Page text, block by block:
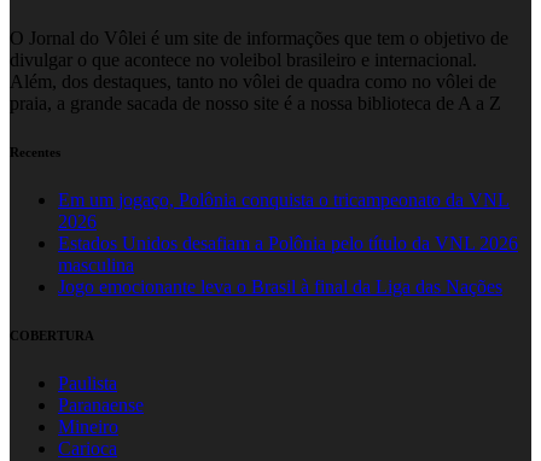
O Jornal do Vôlei é um site de informações que tem o objetivo de
divulgar o que acontece no voleibol brasileiro e internacional.
Além, dos destaques, tanto no vôlei de quadra como no vôlei de
praia, a grande sacada de nosso site é a nossa biblioteca de A a Z
Recentes
Em um jogaço, Polônia conquista o tricampeonato da VNL
2026
Estados Unidos desafiam a Polônia pelo título da VNL 2026
masculina
Jogo emocionante leva o Brasil à final da Liga das Nações
COBERTURA
Paulista
Paranaense
Mineiro
Carioca